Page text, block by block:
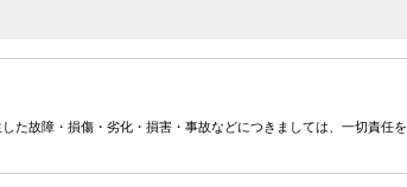
た故障・損傷・劣化・損害・事故などにつきましては、一切責任を